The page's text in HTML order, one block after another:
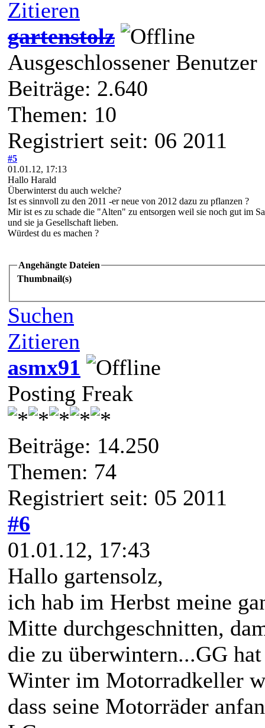
Zitieren
gartenstolz
Ausgeschlossener Benutzer
Beiträge: 2.640
Themen: 10
Registriert seit: 06 2011
#5
01.01.12, 17:13
Hallo Harald
Überwinterst du auch welche?
Ist es sinnvoll zu den 2011 -er neue von 2012 dazu zu pflanzen ?
Mir ist es zu schade die "Alten" zu entsorgen weil sie noch gut im
und sie ja Gesellschaft lieben.
Würdest du es machen ?
Angehängte Dateien
Thumbnail(s)
Suchen
Zitieren
asmx91
Posting Freak
Beiträge: 14.250
Themen: 74
Registriert seit: 05 2011
#6
01.01.12, 17:43
Hallo gartensolz,
ich hab im Herbst meine
Mitte durchgeschnitten,
die zu überwintern...GG
Winter im Motorradkeller
dass seine Motorräder